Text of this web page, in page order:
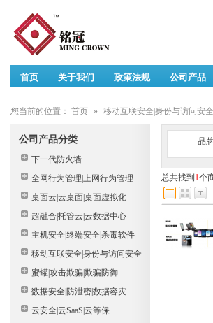
首页 关于我们 政策法规 公司产品
您当前的位置： 首页 » 移动互联安全|身份与访问安全
公司产品分类
下一代防火墙
全网行为管理|上网行为管理
桌面云|云桌面|桌面虚拟化
超融合|托管云|云数据中心
主机安全|终端安全|杀毒软件
移动互联安全|身份与访问安全
蜜罐|攻击欺骗|欺骗防御
数据安全|防泄密|数据容灾
云安全|云SaaS|云等保
品
总共找到 1个